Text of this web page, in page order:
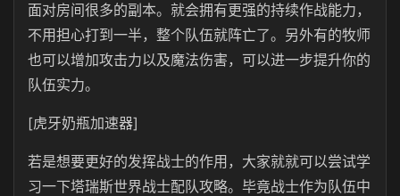
面对房间很多的副本。就会拥有更强的持续作战能力，
不用担心打到一半，整个队伍就阵亡了。另外有的牧师
也可以增加攻击力以及魔法伤害，可以进一步提升你的
队伍实力。
[虎牙奶瓶加速器]
若是想要更好的发挥战士的作用，大家就就可以尝试学
习一下塔瑞斯世界战士配队攻略。毕竟战士作为队伍中